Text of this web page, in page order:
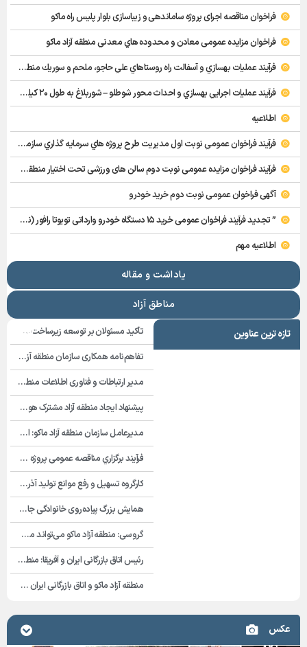
یاداشت و مقاله
مناطق آزاد
فراخوان مناقصه اجرای پروژه ساماندهی و زيباسازی بلوار پليس راه ماكو
فراخوان مزايده عمومی معادن و محدوده هاي معدني منطقه آزاد ماكو
فرآيند عمليات بهسازي و آسفالت راه روستاهاي علي حاجو، ملحم و سوريك منطقه آزاد ماكو
فرآيند عمليات اجرايي بهسازي و احداث محور شوطلو – شوربلاغ به طول ۲۰ كيلومتر منطقه آزاد ماكو
اطلاعیه
فرآيند فراخوان عمومي نوبت اول مديريت طرح پروژه هاي سرمايه گذاري سازمان منطقه آزاد ماکو
فرآيند فراخوان مزایده عمومي نوبت دوم سالن های ورزشی تحت اختیار منطقه آزاد ماکو در شهرهای بازرگان – شوط و پلدشت
آگهی فراخوان عمومی نوبت دوم خرید خودرو
” تجدید فرآيند فراخوان عمومی خرید ۱۵ دستگاه خودرو وارداتی تویوتا رافور (نوبت دوم
اطلاعیه مهم
فراخوان عمومي نوبت خرید ۱۵ دستگاه خودرو وارداتی تویوتا رافور هیبرید دو دیفرانسیل کم آپشن سفید رنگ ساخت ژاپن مدل ۲۰۲۵ منطقه آزاد ماکو
تجدید فرآيند فراخوان عمومي نوبت اولتامين نيروي انساني در قالب حجمي فراخوان مناقصه براي ۱۴ نفر نيروي خدماتي و يك نفر تاسيسات منطقه آزاد ماکو
اطلاعیه مهم برای متقاضیان تبدیل پلاک منطقه آزاد ماکو به پلاک ملی
” فرآيند فراخوان عمومي نوبت اول مناقصه پروژه بهسازي و آسفالت راه و پاركينگ مجموعه آب درماني شهرستان شوط منطقه آزاد ماكو “
تقویم شش‌ماهه اول نمایشگاهی سال ۱۴۰۵ شهرستان ماکو
واگذاری قطعی احداث مدرسه غیر دولتی
فرآيند فراخوان مزایده عمومي نوبت اول سالن های ورزشی تحت اختیار منطقه آزاد ماکو در شهرهای بازرگان – شوط و پلدشت
تجدیدفرآيند فراخوان برگزاري مناقصه اجراي پروژه ساماندهي و زيباسازي بلوار پليس راه ماكو
اطلاعیه آخرین مهلت پلمب دفاتر الکترونیکی سال ۱۴۰۵
تازه ترین عناوین
تأکید مسئولان بر توسعه زیرساخت‌های ارتباطی و سرمایه‌گذاری در فناوری‌های نوین در منطقه آزاد ماکو
تفاهم‌نامه همکاری سازمان منطقه آزاد ماکو و پژوهشگاه فضایی ایران به امضا رسید
مدیر ارتباطات و فناوری اطلاعات منطقه آزاد ماکو بر تسریع توسعه زیرساخت‌های ارتباطی تأکید کرد
پیشنهاد ایجاد منطقه آزاد مشترک هوشمند ایران، ترکیه و جمهوری آذربایجان مطرح شد
مدیرعامل سازمان منطقه آزاد ماکو: اینترنت پرسرعت، پیش‌نیاز جذب سرمایه‌گذار است
فرآيند برگزاري مناقصه عمومی پروژه ساماندهي تقاطع همسطح سه راهي شهرستان شوط
کارگروه تسهیل و رفع موانع تولید آذربایجان‌غربی به ریاست معاون هماهنگی امور اقتصادی استاندار برگزار شد و سه پرونده مربوط به منطقه آزاد ماکو در این نشست مورد بررسی قرار گرفت.
همایش بزرگ پیاده‌روی خانوادگی جاماندگان اربعین حسینی(ع) با حضور گسترده اقشار مختلف مردم، مسئولان استانی و شهرستانی در منطقه آزاد ماکو برگزار شد.
گروسی: منطقه آزاد ماکو می‌تواند محور توسعه تجارت ایران با آفریقا باشد
رئیس اتاق بازرگانی ایران و آفریقا: منطقه آزاد ماکو می‌تواند به دروازه صادرات ایران به آفریقا تبدیل شود
منطقه آزاد ماکو و اتاق بازرگانی ایران و آفریقا تفاهم‌نامه همکاری امضا کردند
فراخوان مناقصه اجرای پروژه ساماندهی و زيباسازی بلوار پليس راه ماكو
تأکید بر اجرای مدیریت واحد در منطقه آزاد ماکو؛ بررسی تفویض اختیارات محیط زیست به سازمان منطقه آزاد
عکس